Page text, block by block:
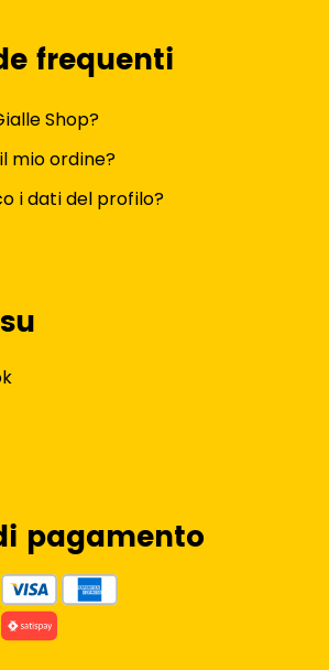
frequenti
Shop?
mio ordine?
i dati del profilo?
pagamento